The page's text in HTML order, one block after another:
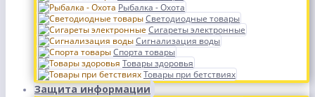
Рыбалка - Охота
Светодиодные товары
Сигареты электронные
Сигнализация воды
Спорта товары
Товары здоровья
Товары при бетствиях
Защита информации